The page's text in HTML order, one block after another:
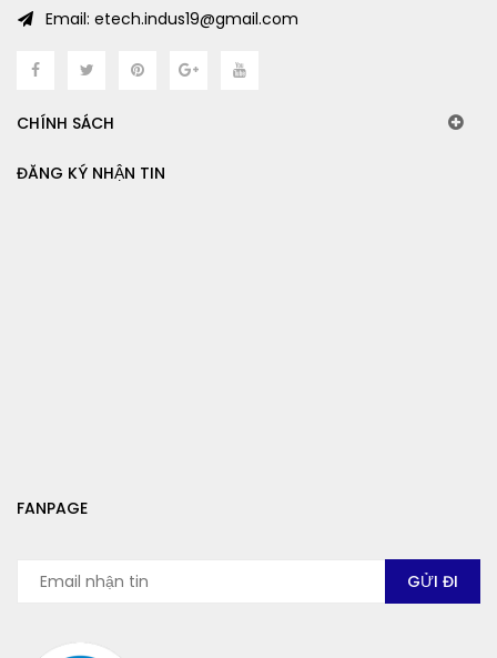
Email: etech.indus19@gmail.com
CHÍNH SÁCH
ĐĂNG KÝ NHẬN TIN
FANPAGE